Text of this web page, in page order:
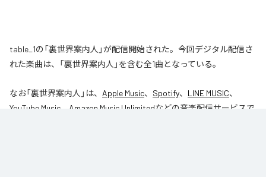
table_1の「裏世界案内人」が配信開始された。今回デジタル配信さ
れた楽曲は、「裏世界案内人」を含む全1曲となっている。
なお「裏世界案内人 」は、 Apple Music、 Spotify、 LINE MUSIC、
YouTube Music
Amazon Music Unlimitedなどの音楽配信サービスで